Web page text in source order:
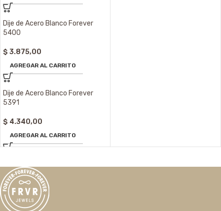
Dije de Acero Blanco Forever
5400
$ 3.875,00
AGREGAR AL CARRITO
Dije de Acero Blanco Forever
5391
$ 4.340,00
AGREGAR AL CARRITO